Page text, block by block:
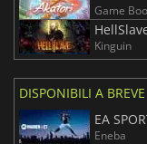
Game
Kinguin
DISPONIBILI A BREVE
EA
Eneba